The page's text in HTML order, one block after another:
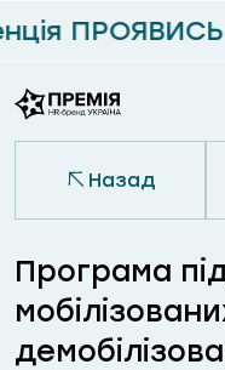
ПРОЯВИСЬ
Назад
Програма